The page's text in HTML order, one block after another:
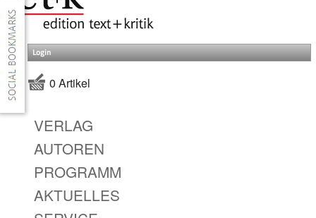
Login
0 Artikel
VERLAG
AUTOREN
PROGRAMM
AKTUELLES